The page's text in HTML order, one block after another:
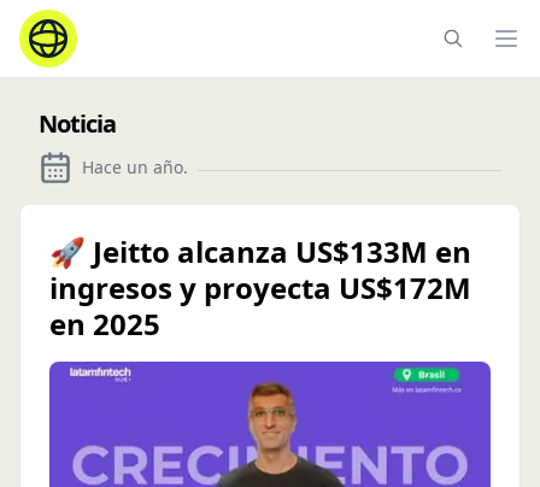
Noticia
Hace un año.
🚀 Jeitto alcanza US$133M en
ingresos y proyecta US$172M
en 2025